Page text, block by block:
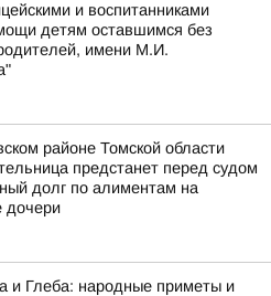
и воспитанниками
детям оставшимся без
имени М.И.
районе Томской области
предстанет перед судом
долг по алиментам на
дочери
и Глеба: народные приметы и